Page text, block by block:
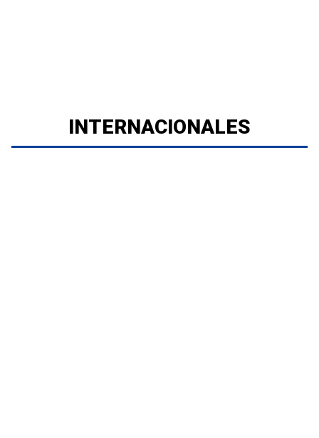
INTERNACIONALES